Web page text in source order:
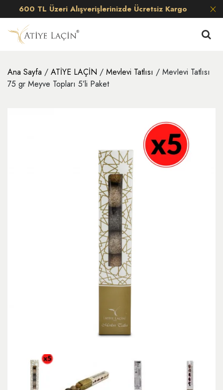
600 TL Üzeri Alışverişlerinizde Ücretsiz Kargo
Ana Sayfa / ATİYE LAÇİN / Mevlevi Tatlısı / MevIevi Tatlısı
75 gr Meyve Topları 5’li Paket